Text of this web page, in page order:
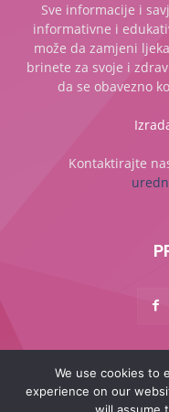
Sve informacije i
informativne i
može da zamjeni
brinete za svoje i
da se obavezno
Kontaktirajte
Naslovna Začeće
We use cookies to
experience on our